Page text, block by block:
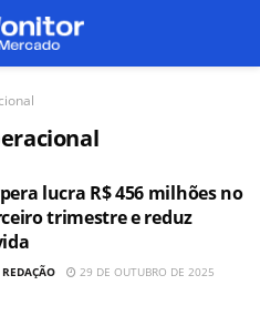
lucra R$ 456 milhões no
trimestre e reduz
REDAÇÃO 29 DE OUTUBRO DE 2025